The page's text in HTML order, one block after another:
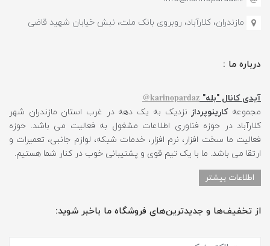
مازندران، کلارآباد، روبروی بانک ملت، نبش خیابان شهید قاضی
درباره ما :
آیدی کانال "بله" karinopardaz@
مجموعهکارینوپرداز نزدیک به یک دهه در غرب استان مازندران شهر
کلارآباد در حوزه فناوری اطلاعات مشغول به فعالیت می باشد. حوزه
فعالیت ما سخت افزار، نرم افزار، خدمات شبکه، لوازم جانبی، تعمیرات و
ارتقا می باشد. ما با یک تیم قوی و پشتیبانی خوب در کنار شما هستیم.
اطلاعات بیشتر
از تخفیف‌ها و جدیدترین‌های فروشگاه ما باخبر شوید: